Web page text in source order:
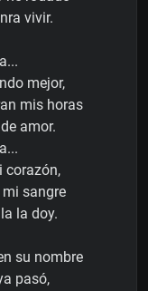
vivir.
mejor,
mis horas
amor.
corazón,
mi sangre
la doy.
su nombre
pasó,